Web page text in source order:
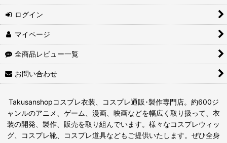
ログイン
マイページ
全商品レビュー一覧
お問い合わせ
Takusanshopコスプレ衣装、コスプレ通販･製作専門店。約600ジ
ャンルのアニメ、ゲーム、漫画、映画などを幅広く取り扱って、衣
装の開発、製作、販売を取り組んでいます。様々なコスプレウィッ
グ、コスプレ靴、コスプレ道具などもご提供いたします。ぜひ全身